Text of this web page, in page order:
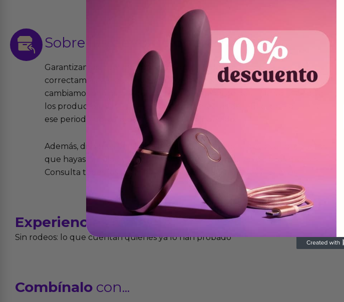
Sobre las devoluciones
Garantizamos que los productos que vendemos funcionan
correctamente y que si tienen algún defecto de fabricación te lo
cambiamos sin costo alguno. La ley de 2 años de garantía significa que
los productos tienen garantía contra defectos de fabricación durante
ese periodo pero no por mal uso o uso indebido.
Además, dispones de 15 días desde la entrega para devolver productos
que hayas recibido y que simplemente no te gusten o no los quieras.
Consulta todos los detalles en nuestra política de devoluciones.
Experiencias reales
Sin rodeos: lo que cuentan quienes ya lo han probado
Combínalo con...